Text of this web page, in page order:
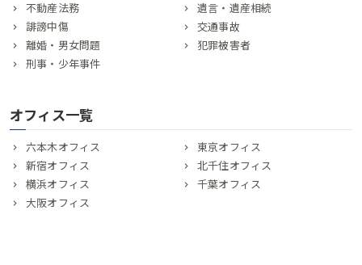
不動産法務
遺言・遺産相続
誹謗中傷
交通事故
離婚・男女問題
犯罪被害者
刑事・少年事件
オフィス一覧
六本木オフィス
東京オフィス
新宿オフィス
北千住オフィス
横浜オフィス
千葉オフィス
大阪オフィス